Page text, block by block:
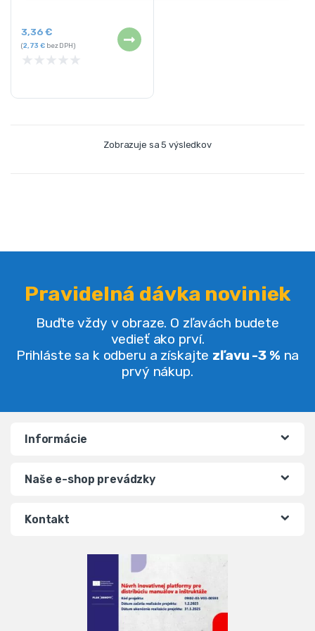
3,36€
(2,73€ bez DPH)
★ ★ ★ ★ ★
Zobrazuje sa 5 výsledkov
Pravidelná dávka noviniek
Buďte vždy v obraze. O zľavách budete
vedieť ako prví.
Prihláste sa k odberu a získajte zľavu -3 % na
prvý nákup.
Informácie
Naše e-shop prevádzky
Kontakt